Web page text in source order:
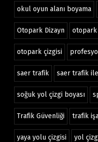
okul oyun alanı boyama
Otopark Dizayn
otopark çizgisi
saer trafik saer trafik
soğuk yol çizgi boyası
Trafik Güvenliği trafik
yaya yolu çizgisi yol